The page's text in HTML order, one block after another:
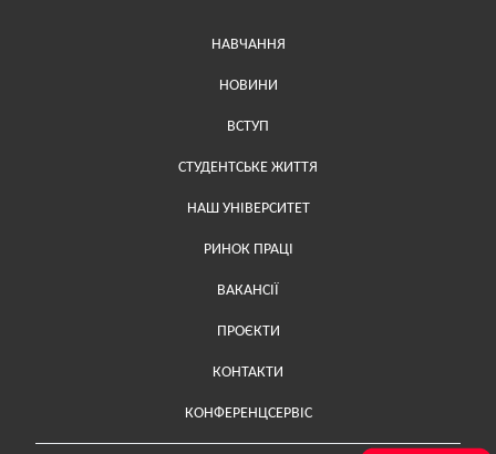
Меню у хедері
НАВЧАННЯ
НОВИНИ
ВСТУП
СТУДЕНТСЬКЕ ЖИТТЯ
НАШ УНІВЕРСИТЕТ
РИНОК ПРАЦІ
ВАКАНСІЇ
ПРОЄКТИ
Меню у футері (додаткове)
КОНТАКТИ
КОНФЕРЕНЦСЕРВІС